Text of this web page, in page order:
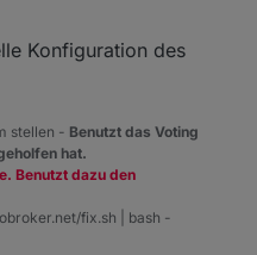
Batteriehersteller mit
Konfiguration des
stellen - Benutzt das Voting
hat.
Benutzt dazu den
fix.sh | bash -